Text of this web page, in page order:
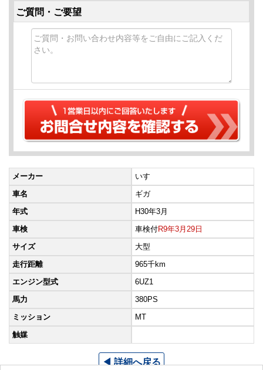
ご質問・ご要望
メーカー
いすゞ
車名
ギガ
年式
H30年3月
車検
車検付R9年3月29日
サイズ
大型
走行距離
965千km
エンジン型式
6UZ1
馬力
380PS
ミッション
MT
触媒
◀ 詳細へ戻る